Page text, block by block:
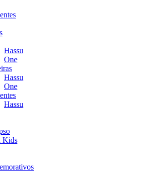
Hassu
One
Hassu
One
Hassu
Kids